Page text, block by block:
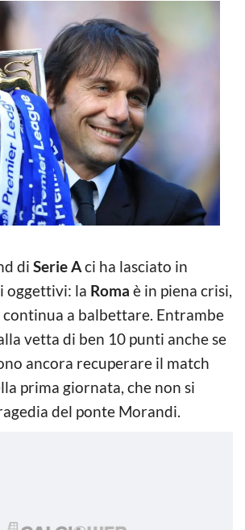
di Serie Aci ha lasciato in
oggettivi: la Roma è in piena crisi,
continua a balbettare. Entrambe
vetta di ben 10 punti anche se
ancora recuperare il match
prima giornata, che non si
del ponte Morandi.